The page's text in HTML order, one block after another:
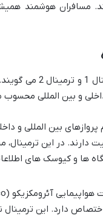
مسافران هوشمند
داخلی و بین المللی
بین المللی و
دارند. در این ترمینال،
ها و کیوسک های
دارد. این ترمینال